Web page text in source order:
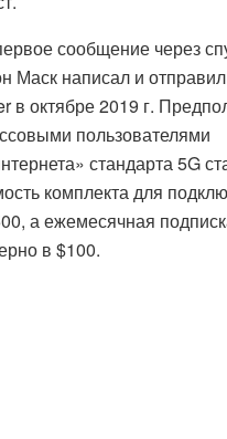
сообщение через
Маск написал и
в октябре 2019 г.
пользователями
стандарта 5G
комплекта для
а ежемесячная
в $100.